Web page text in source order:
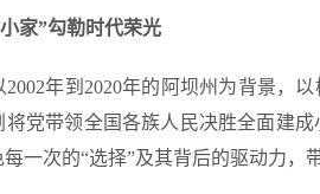
家”勾勒时代荣光
2002年到2020年的阿坝州为背景，
将党带领全国各族人民决胜全面建
一次的“选择”及其背后的驱动力，